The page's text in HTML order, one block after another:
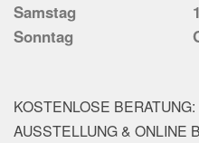
Samstag
Sonntag
KOSTENLOSE
AUSSTELLUNG & ONLINE